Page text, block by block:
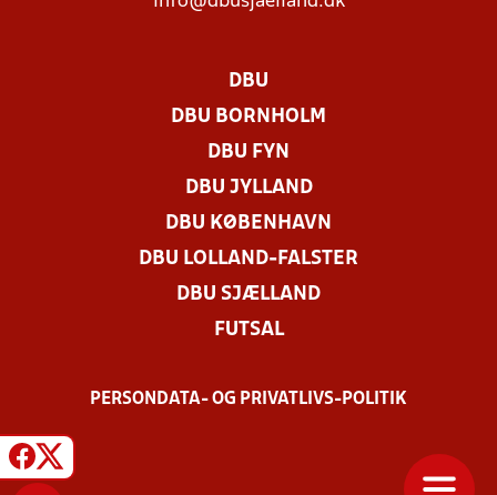
DBU
DBU BORNHOLM
DBU FYN
DBU JYLLAND
DBU KØBENHAVN
DBU LOLLAND-FALSTER
DBU SJÆLLAND
FUTSAL
PERSONDATA- OG PRIVATLIVS-POLITIK